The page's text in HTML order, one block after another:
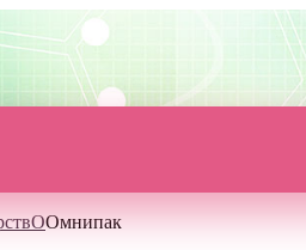
ООмнипак